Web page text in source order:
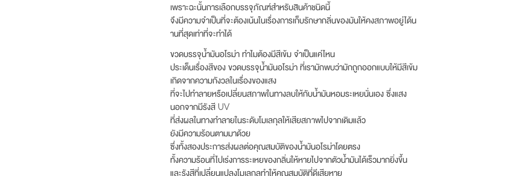
เพราะฉะนั้นการเลือกบรรจุภัณฑ์สำหรับสินค้าชนิดนี้
จึงมีความจำเป็นที่จะต้องเน้นในเรื่องการเก็บรักษากลิ่นของมันให้คงสภาพอยู่ได้น
านที่สุดเท่าที่จะทำได้
ขวดบรรจุน้ำมันอโรม่า ทำไมต้องมีสีเข้ม จำเป็นแค่ไหน
ประเด็นเรื่องสีของ ขวดบรรจุน้ำมันอโรม่า ที่เรามักพบว่ามักถูกออกแบบให้มีสีเข้ม
เกิดจากความกังวลในเรื่องของแสง
ที่จะไปทำลายหรือเปลี่ยนสภาพในทางลบให้กับน้ำมันหอมระเหยนั่นเอง ซึ่งแสง
นอกจากมีรังสี UV
ที่ส่งผลในทางทำลายในระดับโมเลกุลให้เสียสภาพไปจากเดิมแล้ว
ยังมีความร้อนตามมาด้วย
ซึ่งทั้งสองประการส่งผลต่อคุณสมบัติของน้ำมันอโรม่าโดยตรง
ทั้งความร้อนที่ไปเร่งการระเหยของกลิ่นให้หายไปจากตัวน้ำมันได้เร็วมากยิ่งขึ้น
และรังสีที่เปลี่ยนแปลงโมเลกุลทำให้คุณสมบัติที่ดีเสียหาย